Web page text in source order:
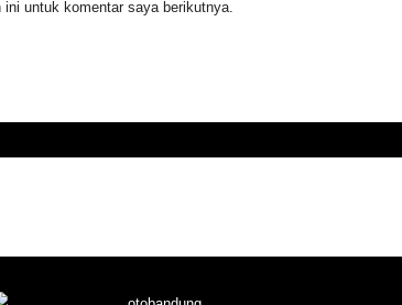
untuk komentar saya berikutnya.